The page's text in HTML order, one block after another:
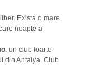
Exista o mare
noapte a
: un club foarte
din Antalya. Club